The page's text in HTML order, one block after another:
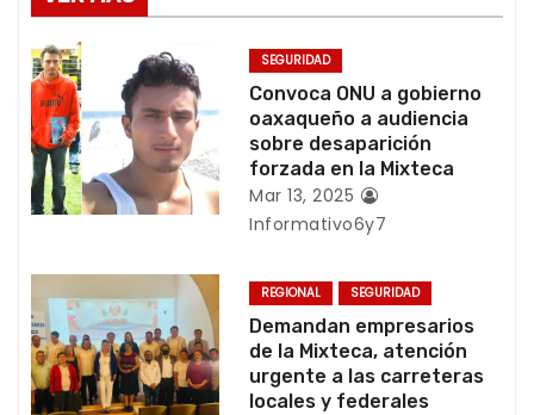
c
i
ó
n
e
e
n
SEGURIDAD
Convoca ONU a gobierno
oaxaqueño a audiencia
sobre desaparición
forzada en la Mixteca
Mar 13, 2025
Informativo6y7
REGIONAL SEGURIDAD
Demandan empresarios
de la Mixteca, atención
urgente a las carreteras
locales y federales